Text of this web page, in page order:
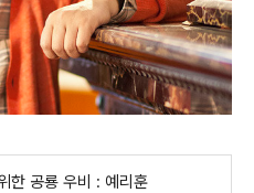
한 공룡 우비 : 예리훈